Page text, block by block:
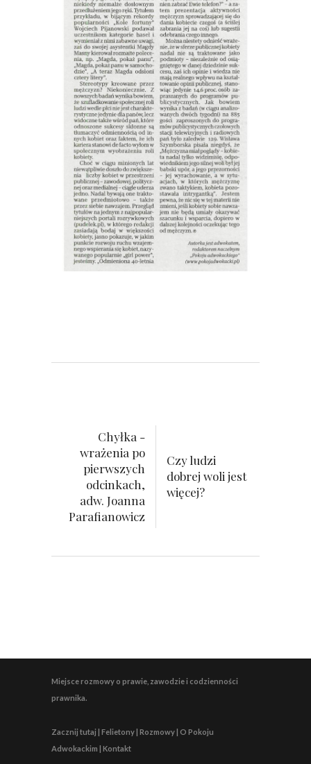
Chyłka -
wrażenia po
pierwszych
odcinkach,
adw. Joanna
Parafianowicz
Czy ludzi
dobrej woli jest
więcej?
Miejsce rozmowy o prawie, zawodzie i codzienności
prawnika.
Zacznij tutaj | Felietony | Rozmowy | O Pokoju
Adwokackim | Kontakt